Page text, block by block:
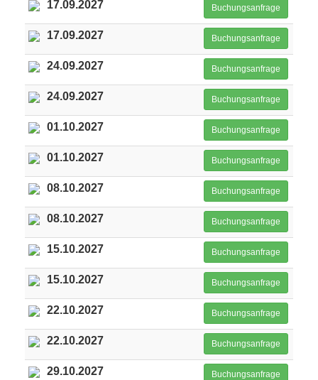
17.09.2027 Buchungsanfrage
17.09.2027 Buchungsanfrage
24.09.2027 Buchungsanfrage
24.09.2027 Buchungsanfrage
01.10.2027 Buchungsanfrage
01.10.2027 Buchungsanfrage
08.10.2027 Buchungsanfrage
08.10.2027 Buchungsanfrage
15.10.2027 Buchungsanfrage
15.10.2027 Buchungsanfrage
22.10.2027 Buchungsanfrage
22.10.2027 Buchungsanfrage
29.10.2027 Buchungsanfrage